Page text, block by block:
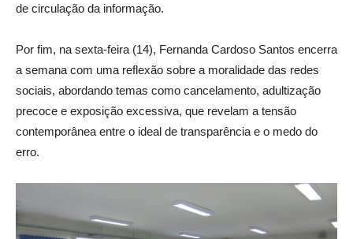
de circulação da informação.
Por fim, na sexta-feira (14), Fernanda Cardoso Santos encerra
a semana com uma reflexão sobre a moralidade das redes
sociais, abordando temas como cancelamento, adultização
precoce e exposição excessiva, que revelam a tensão
contemporânea entre o ideal de transparência e o medo do
erro.